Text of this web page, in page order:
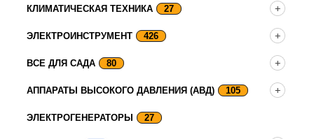
КЛИМАТИЧЕСКАЯ ТЕХНИКА 27
ЭЛЕКТРОИНСТРУМЕНТ 426
ВСЕ ДЛЯ САДА 80
АППАРАТЫ ВЫСОКОГО ДАВЛЕНИЯ (АВД) 105
ЭЛЕКТРОГЕНЕРАТОРЫ 27